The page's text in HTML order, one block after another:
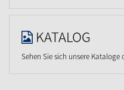
KATALOG
Sehen Sie sich unsere Kataloge